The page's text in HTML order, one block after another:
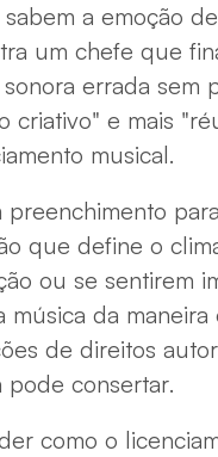
a emoção
um chefe que
errada sem
criativo" e mais
musical.
preenchimento
que define o
ou se sentirem
música da
de direitos
consertar.
como o